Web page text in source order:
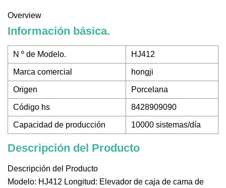
Overview
Información básica.
N º de Modelo. HJ412
Marca comercial hongji
Origen Porcelana
Código hs 8428909090
Capacidad de producción 10000 sistemas/día
Descripción del Producto
Descripción del Producto
Modelo: HJ412 Longitud: Elevador de caja de cama de